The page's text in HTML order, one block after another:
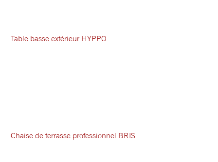
Table basse extérieur HYPPO
Chaise de terrasse professionnel BRIS